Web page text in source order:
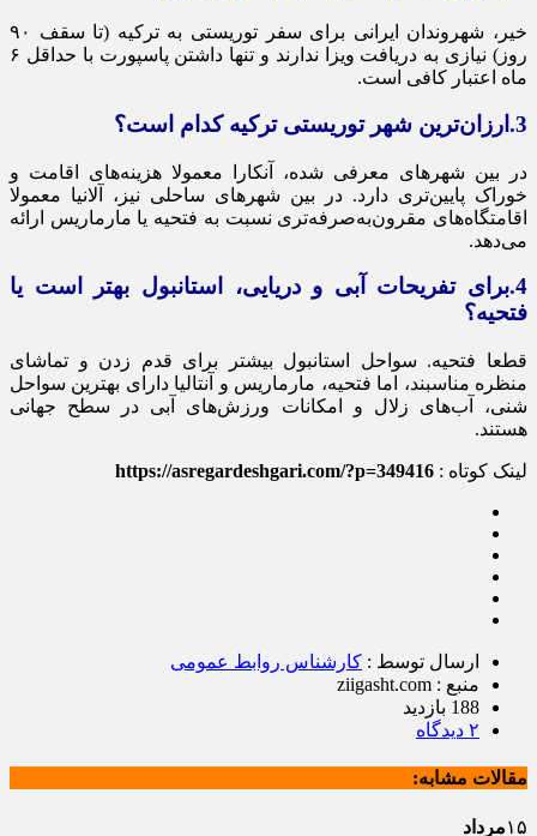
خیر، شهروندان ایرانی برای سفر توریستی به ترکیه (تا سقف ۹۰
روز) نیازی به دریافت ویزا ندارند و تنها داشتن پاسپورت با حداقل ۶
ماه اعتبار کافی است.
3.ارزان‌ترین شهر توریستی ترکیه کدام است؟
در بین شهرهای معرفی شده، آنکارا معمولا هزینه‌های اقامت و
خوراک پایین‌تری دارد. در بین شهرهای ساحلی نیز، آلانیا معمولا
اقامتگاه‌های مقرون‌به‌صرفه‌تری نسبت به فتحیه یا مارماریس ارائه
می‌دهد.
4.برای تفریحات آبی و دریایی، استانبول بهتر است یا
فتحیه؟
قطعا فتحیه. سواحل استانبول بیشتر برای قدم زدن و تماشای
منظره مناسبند، اما فتحیه، مارماریس و آنتالیا دارای بهترین سواحل
شنی، آب‌های زلال و امکانات ورزش‌های آبی در سطح جهانی
هستند.
لینک کوتاه : https://asregardeshgari.com/?p=349416
ارسال توسط : کارشناس روابط عمومی
منبع : ziigasht.com
188 بازدید
۲ دیدگاه
مقالات مشابه:
۱۵مرداد